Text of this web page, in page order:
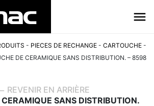
- PIECES DE RECHANGE - CARTOUCHE -
DE CERAMIQUE SANS DISTRIBUTION. – 8598
REVENIR EN ARRIÈRE
SANS DISTRIBUTION.